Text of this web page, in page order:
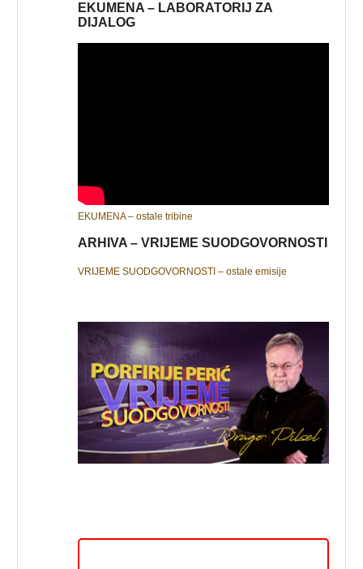
EKUMENA – LABORATORIJ ZA
DIJALOG
EKUMENA – ostale tribine
ARHIVA – VRIJEME SUODGOVORNOSTI
VRIJEME SUODGOVORNOSTI – ostale emisije